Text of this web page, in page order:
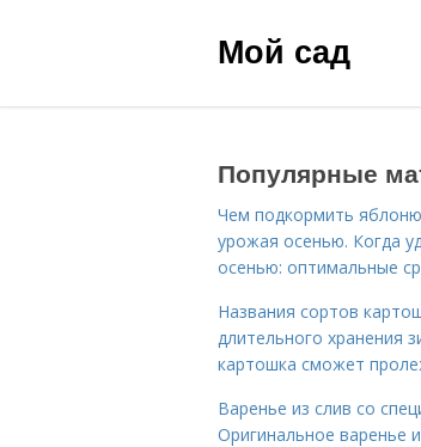
Мой сад
Популярные
Чем подкормить
урожая осенью. Когда
осенью: оптимальные
Названия сортов
длительного хранения
картошка сможет
Варенье из слив со
Оригинальное варенье